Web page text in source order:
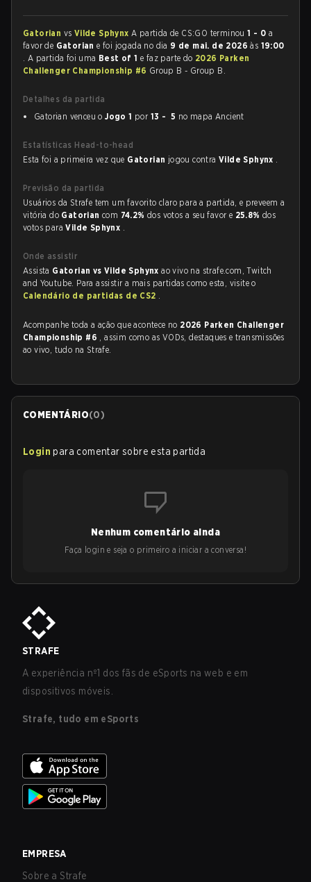
Gatorian vs Vilde SphynxA partida de CS:GO terminou1 - 0 a
favor de Gatoriane foi jogada no dia 9 de mai. de 2026às 19:00
. A partida foi uma Best of 1 e faz parte do 2026 Parken
Challenger Championship #6 Group B - Group B.
Detalhes da partida
Gatorian venceu oJogo 1 por 13 - 5 no mapa Ancient
Estatísticas Head-to-head
Esta foi a primeira vez que Gatorian jogou contraVilde Sphynx .
Previsão da partida
Usuários da Strafe tem um favorito claro para a partida, e preveem a
vitória do Gatoriancom 74.2%dos votos a seu favor e 25.8%dos
votos paraVilde Sphynx .
Onde assistir
Assista Gatorian vs Vilde Sphynxao vivo na strafe.com, Twitch
and Youtube. Para assistir a mais partidas como esta, visite o
Calendário de partidas de CS2 .
Acompanhe toda a ação que acontece no 2026 Parken Challenger
Championship #6 , assim como as VODs, destaques e transmissões
ao vivo, tudo na Strafe.
COMENTÁRIO(0)
Login para comentar sobre esta partida
Nenhum comentário ainda
Faça login e seja o primeiro a iniciar a conversa!
STRAFE
A experiência nº1 dos fãs de eSports na web e em
dispositivos móveis.
Strafe, tudo em eSports
EMPRESA
Sobre a Strafe